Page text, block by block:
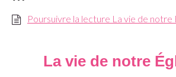
Poursuivre la lecture La vie de notre
La vie de notre